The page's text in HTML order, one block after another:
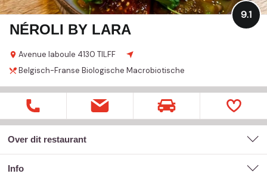
NÉROLI BY LARA
Avenue laboule 4130 TILFF
9.1
Belgisch-Franse Biologische Macrobiotische
Over dit restaurant
Info